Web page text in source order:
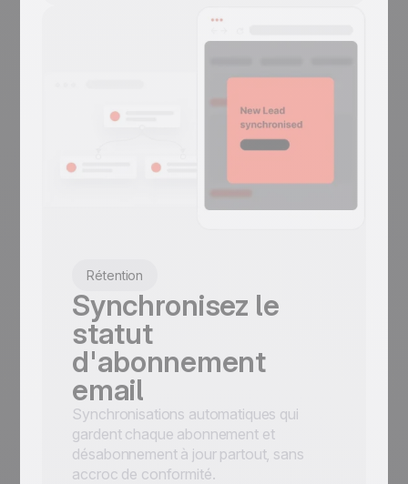
Rétention
Synchronisez le
statut
d'abonnement
email
Synchronisations automatiques qui
gardent chaque abonnement et
désabonnement à jour partout, sans
accroc de conformité.